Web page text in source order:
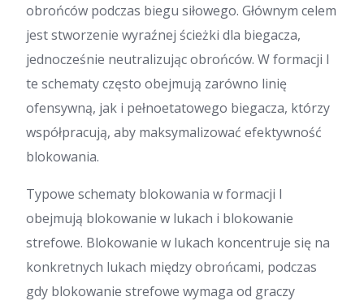
obrońców podczas biegu siłowego. Głównym celem
jest stworzenie wyraźnej ścieżki dla biegacza,
jednocześnie neutralizując obrońców. W formacji I
te schematy często obejmują zarówno linię
ofensywną, jak i pełnoetatowego biegacza, którzy
współpracują, aby maksymalizować efektywność
blokowania.
Typowe schematy blokowania w formacji I
obejmują blokowanie w lukach i blokowanie
strefowe. Blokowanie w lukach koncentruje się na
konkretnych lukach między obrońcami, podczas
gdy blokowanie strefowe wymaga od graczy